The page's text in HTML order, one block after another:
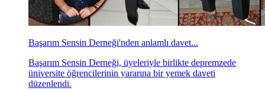
Başarım Sensin Derneği'nden anlamlı davet...
Başarım Sensin Derneği, üyeleriyle birlikte depremzede
üniversite öğrencilerinin yararına bir yemek daveti
düzenlendi.